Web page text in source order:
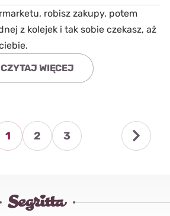
robisz zakupy, potem
z kolejek i tak sobie czekasz, aż
CZYTAJ WIĘCEJ
1 2 3